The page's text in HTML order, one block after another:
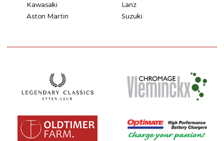
Kawasaki
Lanz
Aston Martin
Suzuki